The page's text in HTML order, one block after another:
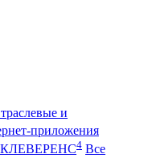
и
приложения
КЛЕВЕРЕНС4 Все